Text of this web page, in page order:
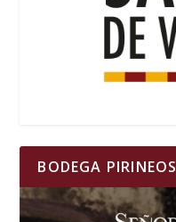
BODEGA PIRINEOS